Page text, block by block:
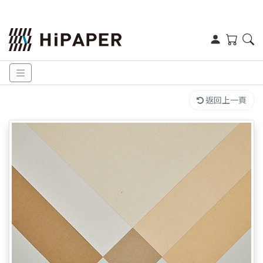
返回上一頁